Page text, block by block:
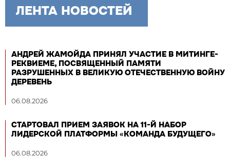
ЛЕНТА НОВОСТЕЙ
АНДРЕЙ ЖАМОЙДА ПРИНЯЛ УЧАСТИЕ В МИТИНГЕ-
РЕКВИЕМЕ, ПОСВЯЩЕННЫЙ ПАМЯТИ
РАЗРУШЕННЫХ В ВЕЛИКУЮ ОТЕЧЕСТВЕННУЮ ВОЙНУ
ДЕРЕВЕНЬ
06.08.2026
СТАРТОВАЛ ПРИЕМ ЗАЯВОК НА 11-Й НАБОР
ЛИДЕРСКОЙ ПЛАТФОРМЫ «КОМАНДА БУДУЩЕГО»
06.08.2026